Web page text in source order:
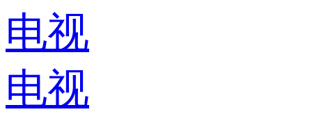
电视
电视